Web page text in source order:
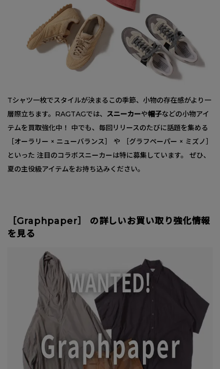
Tシャツ一枚でスタイルが決まるこの季節、小物の存在感がより一
層際立ちます。RAGTAGでは、 スニーカーや帽子などの小物アイ
テムを買取強化中！ 中でも、毎回リリースのたびに話題を集める
［オーラリー × ニューバランス］ や ［グラフペーパー × ミズノ］
といった 注目のコラボスニーカーは特に募集しています。 ぜひ、
夏の主役級アイテムをお持ち込みください。
［Graphpaper］ の詳しいお買い取り強化情報
を見る